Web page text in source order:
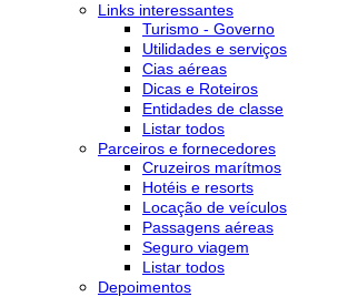
Links interessantes
Turismo - Governo
Utilidades e serviços
Cias aéreas
Dicas e Roteiros
Entidades de classe
Listar todos
Parceiros e fornecedores
Cruzeiros marítmos
Hotéis e resorts
Locação de veículos
Passagens aéreas
Seguro viagem
Listar todos
Depoimentos